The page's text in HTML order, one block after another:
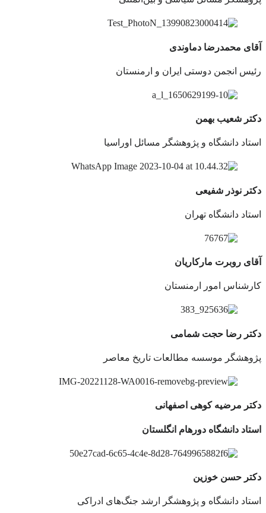
آقای محمدرضا دماوندی
رئیس انجمن دوستی ایران و ارمنستان
دکتر شعیب بهمن
استاد دانشگاه و پژوهشگر مسائل اوراسیا
دکتر نوذر شفیعی
استاد دانشگاه تهران
آقای روبرت مارکاریان
کارشناس امور ارمنستان
دکتر رضا حجت شمامی
پژوهشگر موسسه مطالعات تاریخ معاصر
دکتر مرضیه کوهی اصفهانی
استاد دانشگاه دورهام انگلستان
دکتر حسن خوزین
استاد دانشگاه و پژوهشگر ارشد جنگ‌های ادراکی